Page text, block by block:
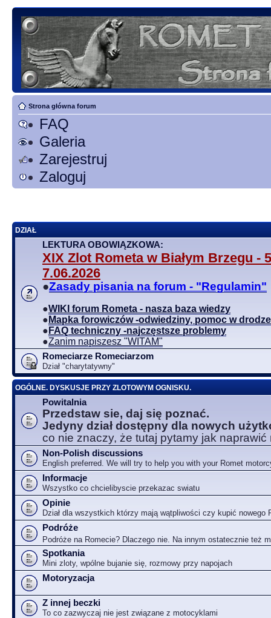
Strona główna forum
FAQ
Galeria
Zarejestruj
Zaloguj
DZIAŁ
LEKTURA OBOWIĄZKOWA:
XIX Zlot Rometa w Białym Brzegu -
7.06.2026
●Zasady pisania na forum - "Regulamin"
●WIKI forum Rometa - nasza baza wiedzy
● Mapka forowiczów -odwiedziny, pomoc w drodze
● FAQ techniczny -najczęstsze problemy
●Zanim napiszesz "WITAM"
Romeciarze Romeciarzom
Dział "charytatywny"
OGÓLNE. DYSKUSJE PRZY ZLOTOWYM OGNISKU.
Powitalnia
Przedstaw sie, daj się poznać.
Jedyny dział dostępny dla nowych
co nie znaczy, że tutaj pytamy jak naprawić
Non-Polish discussions
English preferred. We will try to help you with your Romet
Informacje
Wszystko co chcielibyscie przekazac swiatu
Opinie
Dział dla wszystkich którzy mają wątpliwości czy kupić nowego
Podróże
Podróże na Romecie? Dlaczego nie. Na innym ostatecznie też
Spotkania
Mini zloty, wpólne bujanie się, rozmowy przy napojach
Motoryzacja
Z innej beczki
To co zazwyczaj nie jest związane z motocyklami